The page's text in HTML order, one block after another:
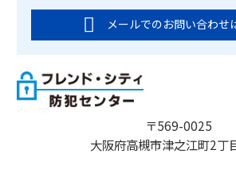
〒569-0025
大阪府高槻市津之江町2丁
メールでのお問い合わせ